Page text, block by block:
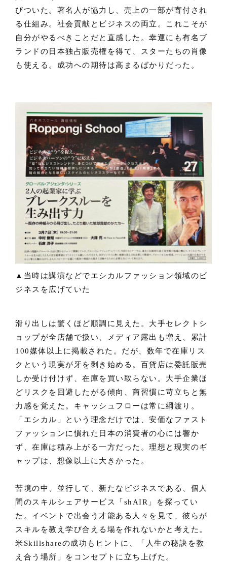
びついた。著名人が協力し、売上の一部が寄付され
る仕組み。社会貢献とビジネスの両立。これこそが
自分がやるべきことだと直感した。幸運にも有名ブ
ランドの日本独占販売権を得て、スターたちの肖像
も使える。成功への期待は高まるばかりだった。
▲当時は講演などでエシカルファッション領域のビ
ジネスを広げていた
滑り出しは驚くほど順調に見えた。大手セレクトシ
ョップが全店舗で扱い、メディア露出も増え、累計
100媒体以上に掲載された。だが、数年で在庫リス
クという現実が牙を剥き始める。百貨店は委託販売
しか受け付けず、在庫を買い取らない。大手企業ほ
どリスクを回避したがる傾向、商習慣に苛立ちと無
力感を覚えた。キャッシュフローは常に綱渡り。
「エシカル」という理念だけでは、安価なファスト
ファッションに慣れた日本の消費者の心には響か
ず、在庫は積み上がる一方だった。理想と現実のギ
ャップは、想像以上に大きかった。
苦境の中、並行して、新たなビジネスである、個人
間のスキルシェアサービス「shAIR」を探ってい
た。イベントで出会う才能ある人々を見て、彼らが
スキルを教え学び合える場を作れないかと考えた。
米Skillshareの成功もヒントに、「人生の秘訣を教
え合う場所」をコンセプトに立ち上げた。